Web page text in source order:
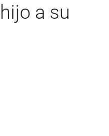
a su